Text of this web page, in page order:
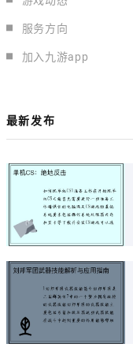
服务方向
加入九游app
最新发布